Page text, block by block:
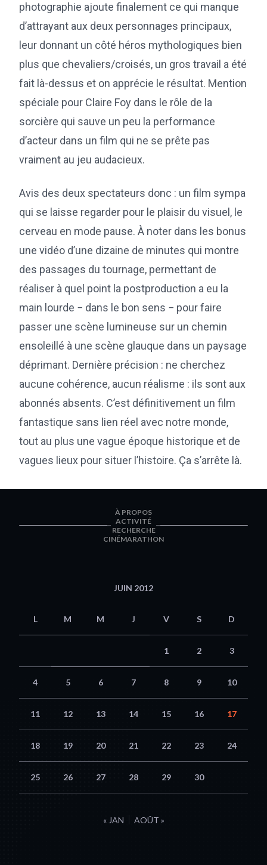
photographie ajoute finalement ce qui manque
d’attrayant aux deux personnages principaux,
leur donnant un côté héros mythologiques bien
plus que chevaliers/croisés, un gros travail a été
fait là-dessus et on apprécie le résultat. Mention
spéciale pour Claire Foy dans le rôle de la
sorcière qui sauve un peu la performance
d’acteur dans un film qui ne se prête pas
vraiment au jeu audacieux.
Avis des deux spectateurs donc : un film sympa
qui se laisse regarder pour le plaisir du visuel, le
cerveau en mode pause. À noter dans les bonus
une vidéo d’une dizaine de minutes qui montre
des passages du tournage, permettant de
réaliser à quel point la postproduction a eu la
main lourde − dans le bon sens − pour faire
passer une scène lumineuse sur un chemin
ensoleillé à une scène glauque dans un paysage
déprimant. Dernière précision : ne cherchez
aucune cohérence, aucun réalisme : ils sont aux
abonnés absents. C’est définitivement un film
fantastique sans lien réel avec notre monde,
tout au plus une vague époque historique et de
vagues lieux pour situer l’histoire. Ça s’arrête là.
À PROPOS
ACTIVITÉ
RECHERCHE
CINÉMARATHON
JUIN 2012
L M M J V S D
1 2 3
4 5 6 7 8 9 10
11 12 13 14 15 16 17
18 19 20 21 22 23 24
25 26 27 28 29 30
« JAN AOÛT »